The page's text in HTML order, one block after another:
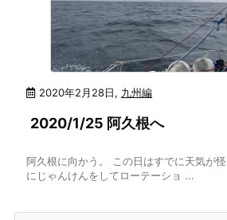
2020年2月28日, 九州編
2020/1/25 阿久根へ
阿久根に向かう。 この日はすでに天気が
にじゃんけんをしてローテーショ ...